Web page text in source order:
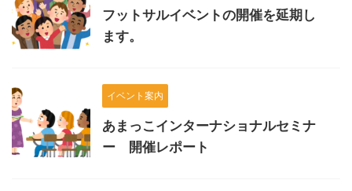
フットサルイベントの開催を延期し
ます。
イベント案内
あまっこインターナショナルセミナ
ー 開催レポート